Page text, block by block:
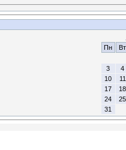
Пн
Вт
3
4
10
11
17
18
24
25
31